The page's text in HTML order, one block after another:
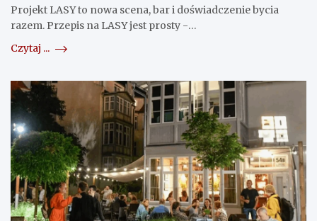
Projekt LASY to nowa scena, bar i doświadczenie bycia
razem. Przepis na LASY jest prosty -…
Czytaj ...